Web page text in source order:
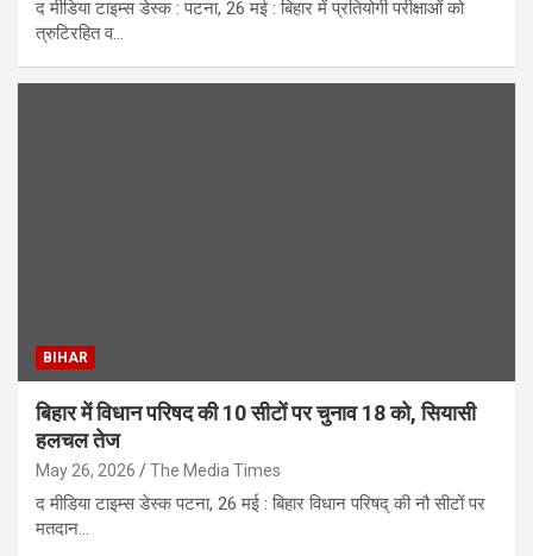
द मीडिया टाइम्स डेस्क : पटना, 26 मई : बिहार में प्रतियोगी परीक्षाओं को
त्रुटिरहित व…
BIHAR
बिहार में विधान परिषद की 10 सीटों पर चुनाव 18 को, सियासी
हलचल तेज
May 26, 2026 The Media Times
द मीडिया टाइम्स डेस्क पटना, 26 मई : बिहार विधान परिषद् की नौ सीटों पर
मतदान…